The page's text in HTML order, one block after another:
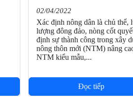
02/04/2022
Xác định nông dân là chủ thể,
lượng đông đảo, nòng cốt
định sự thành công trong xây
nông thôn mới (NTM) nâng
NTM kiểu mẫu,...
Đọc tiếp